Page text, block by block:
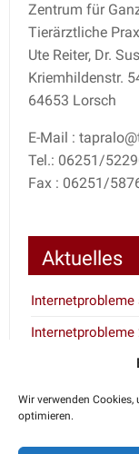
Wir verwenden Cookies,
optimieren.
Zentrum für
Tierärztliche
Ute Reiter, Dr.
Kriemhildenstr.
64653 Lorsch
E-Mail :
Tel.: 06251/
Fax : 06251/
Aktuelles
Internetprobleme
Internetprobleme
Inventur 7.1. und